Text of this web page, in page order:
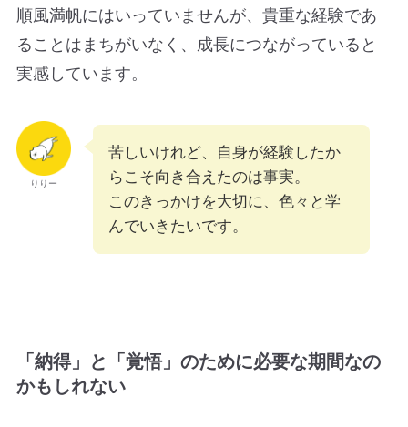
順風満帆にはいっていませんが、貴重な経験であ
ることはまちがいなく、成長につながっていると
実感しています。
りりー
苦しいけれど、自身が経験したか
らこそ向き合えたのは事実。
このきっかけを大切に、色々と学
んでいきたいです。
「納得」と「覚悟」のために必要な期間なの
かもしれない